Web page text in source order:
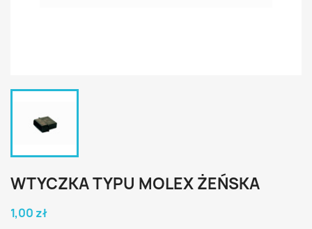
WTYCZKA TYPU MOLEX ŻEŃSKA
1,00 zł